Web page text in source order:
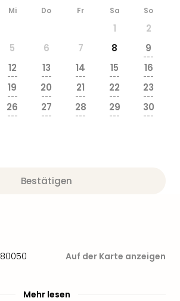
Mi Do Fr Sa So
1
2
5 6 7 8 9
---
12
---
13
---
14
---
15
---
16
---
19
---
20
---
21
---
22
---
23
---
26
---
27
---
28
---
29
---
30
---
Bestätigen
80050
Auf der Karte anzeigen
Mehr lesen